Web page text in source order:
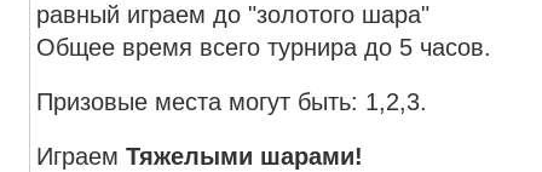
равный играем до "золотого шара"
Общее время всего турнира до 5 часов.
Призовые места могут быть: 1,2,3.
ИграемТяжелыми шарами!